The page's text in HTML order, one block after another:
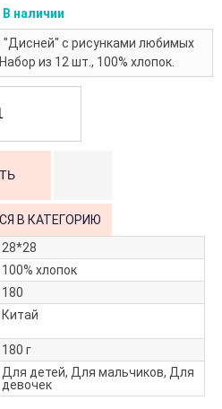
В наличии
"Дисней" с рисунками любимых
из 12 шт., 100% хлопок.
В КАТЕГОРИЮ
28*28
100% хлопок
180
Китай
180 г
Для детей, Для мальчиков, Для
девочек